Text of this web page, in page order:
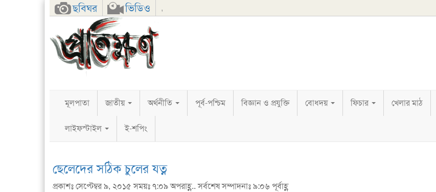
ছবিঘর ভিডিও ,
FacebookTwitterGoogle+
মূলপাতা জাতীয় অর্থনীতি পূর্ব-পশ্চিম বিজ্ঞান ও প্রযুক্তি বোধদয় ফিচার খেলার মাঠ
লাইফস্টাইল ই-শপিং
ছেলেদের সঠিক চুলের যত্ন
প্রকাশঃ সেপ্টেম্বর ৯, ২০১৫ সময়ঃ ৭:০৯ অপরাহ্ণ.. সর্বশেষ সম্পাদনাঃ ৯:০৬ পূর্বাহ্ণ